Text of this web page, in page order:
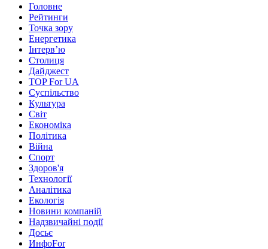
Головне
Рейтинги
Точка зору
Енергетика
Інтерв’ю
Столиця
Дайджест
TOP For UA
Суспiльство
Культура
Світ
Економіка
Політика
Війна
Спорт
Здоров'я
Технології
Аналітика
Екологія
Новини компаній
Надзвичайні події
Досьє
ИнфоFor